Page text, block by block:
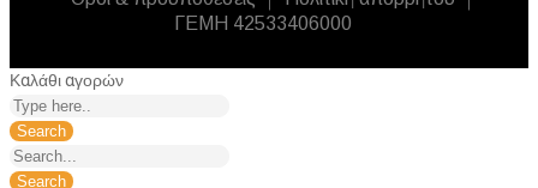
ΓΕΜΗ 42533406000
Καλάθι αγορών